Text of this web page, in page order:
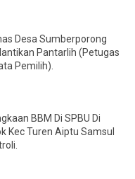
Desa Sumberporong
Pantarlih (Petugas
Pemilih).
BBM Di SPBU Di
Kec Turen Aiptu Samsul